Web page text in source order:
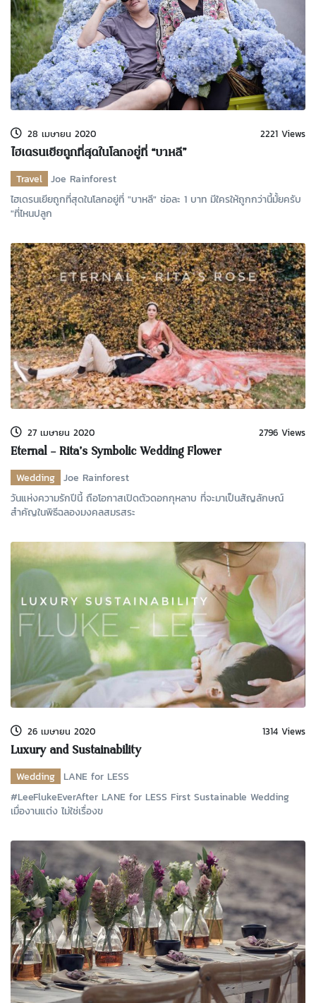
28 เมษายน 2020 2221 Views
ไฮเดรนเยียถูกที่สุดในโลกอยู่ที่ “บาหลี”
Travel Joe Rainforest
ไฮเดรนเยียถูกที่สุดในโลกอยู่ที่ "บาหลี" ช่อละ 1 บาท มีใครให้ถูกกว่านี้มั้ยครับ
"ที่ไหนปลูก
27 เมษายน 2020 2796 Views
Eternal – Rita’s Symbolic Wedding Flower
Wedding Joe Rainforest
วันแห่งความรักปีนี้ ถือโอกาสเปิดตัวดอกกุหลาบ ที่จะมาเป็นสัญลักษณ์
สำคัญในพิธีฉลองมงคลสมรสระ
26 เมษายน 2020 1314 Views
Luxury and Sustainability
Wedding
LANE for LESS
#LeeFlukeEverAfter LANE for LESS First Sustainable Wedding
เมื่องานแต่ง ไม่ใช่เรื่องข